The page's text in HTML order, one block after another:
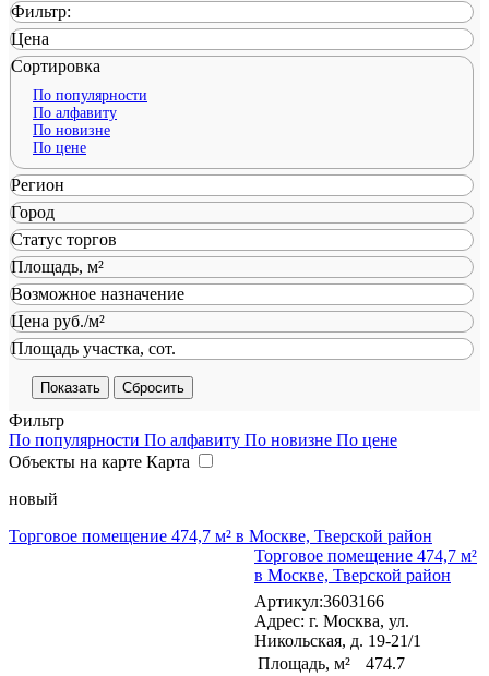
Фильтр:
Цена
Сортировка
По популярности
По алфавиту
По новизне
По цене
Регион
Город
Статус торгов
Площадь, м²
Возможное назначение
Цена руб./м²
Площадь участка, сот.
Сбросить
Фильтр
По популярности По алфавиту По новизне По цене
Объекты на карте Карта
новый
Торговое помещение 474,7 м² в Москве, Тверской район
Торговое помещение 474,7 м²
в Москве, Тверской район
Артикул:3603166
Адрес: г. Москва, ул.
Никольская, д. 19-21/1
Площадь, м²
474.7